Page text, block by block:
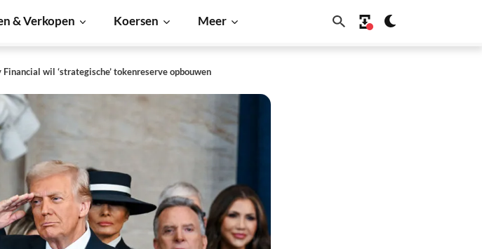
& Verkopen Koersen Meer
wil ‘strategische’ tokenreserve opbouwen